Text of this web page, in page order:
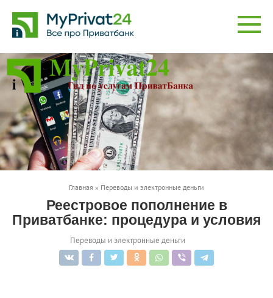
контенту
Главная » Переводы и электронные деньги
Реестровое пополнение в
Приватбанке: процедура и условия
Переводы и электронные деньги